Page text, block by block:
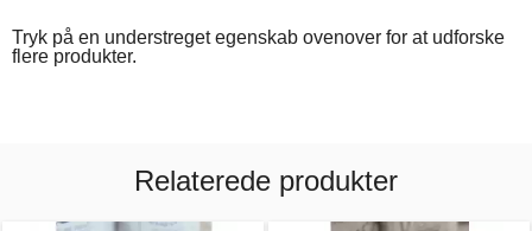
Tryk på en understreget egenskab ovenover for at udforske
flere produkter.
Relaterede produkter